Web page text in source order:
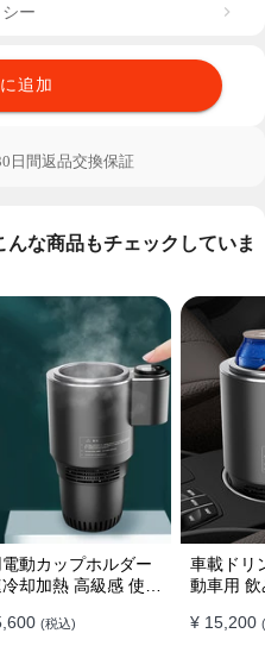
ー
追加
日間返品交換保証
な商品もチェックしていま
動カップホルダー
却加熱 高級感 使い
(税込)
車載ドリ
動車用 飲
¥ 15,200